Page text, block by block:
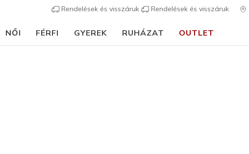
Rendelések és visszáruk Rendelések és visszáruk
NŐI FÉRFI GYEREK RUHÁZAT OUTLET